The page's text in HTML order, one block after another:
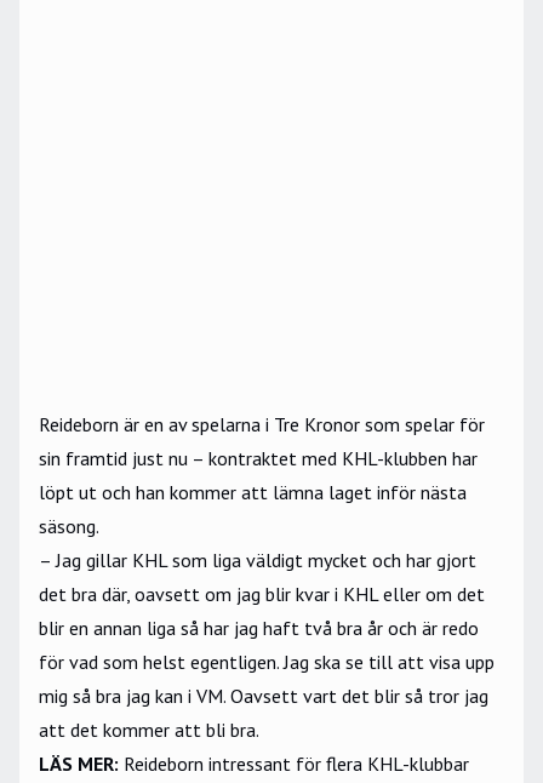
Reideborn är en av spelarna i Tre Kronor som spelar för
sin framtid just nu – kontraktet med KHL-klubben har
löpt ut och han kommer att lämna laget inför nästa
säsong.
– Jag gillar KHL som liga väldigt mycket och har gjort
det bra där, oavsett om jag blir kvar i KHL eller om det
blir en annan liga så har jag haft två bra år och är redo
för vad som helst egentligen. Jag ska se till att visa upp
mig så bra jag kan i VM. Oavsett vart det blir så tror jag
att det kommer att bli bra.
LÄS MER: Reideborn intressant för flera KHL-klubbar